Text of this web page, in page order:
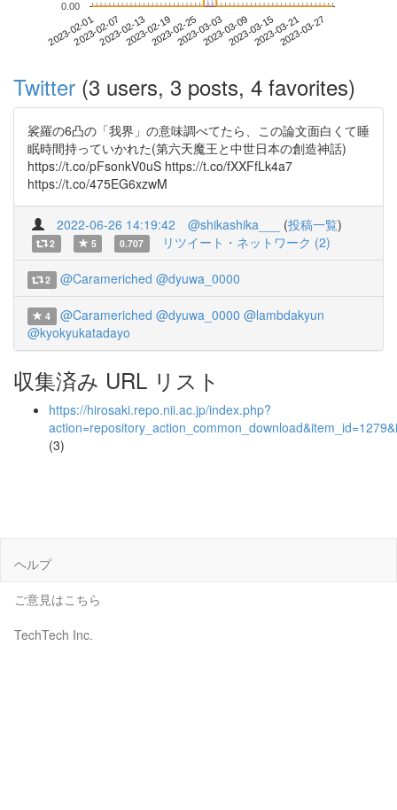
2023-02-012023-02-072023-02-132023-02-192023-02-252023-03-032023-03-092023-03-152023-03-212023-03-27
0.00
Twitter (3 users, 3 posts, 4 favorites)
裟羅の6凸の「我界」の意味調べてたら、この論文面白くて睡
眠時間持っていかれた(第六天魔王と中世日本の創造神話)
https://t.co/pFsonkV0uS https://t.co/fXXFfLk4a7
https://t.co/475EG6xzwM
2022-06-26 14:19:42 @shikashika___ (投稿一覧)
2 5 0.707 リツイート・ネットワーク (2)
2 @Carameriched @dyuwa_0000
4 @Carameriched @dyuwa_0000 @lambdakyun
@kyokyukatadayo
収集済み URL リスト
https://hirosaki.repo.nii.ac.jp/index.php?
(3)
ヘルプ
ご意見はこちら
TechTech Inc.